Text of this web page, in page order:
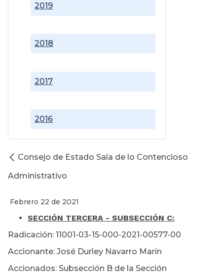
2016
2017
2018
2019
Consejo de Estado Sala de lo Contencioso
Administrativo
Febrero 22 de 2021
SECCIÓN TERCERA - SUBSECCIÓN C:
Radicación: 11001-03-15-000-2021-00577-00
Accionante: José Durley Navarro Marín
Accionados: Subsección B de la Sección